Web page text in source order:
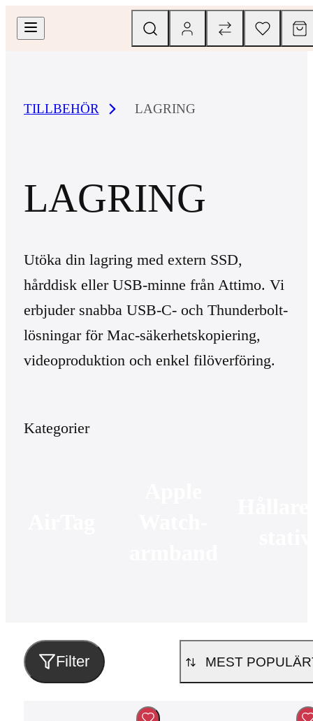
TILLBEHÖR LAGRING
LAGRING
Utöka din lagring med extern SSD,
hårddisk eller USB-minne från Attimo. Vi
erbjuder snabba USB-C- och Thunderbolt-
lösningar för Mac-säkerhetskopiering,
videoproduktion och enkel filöverföring.
Kategorier
Filter MEST